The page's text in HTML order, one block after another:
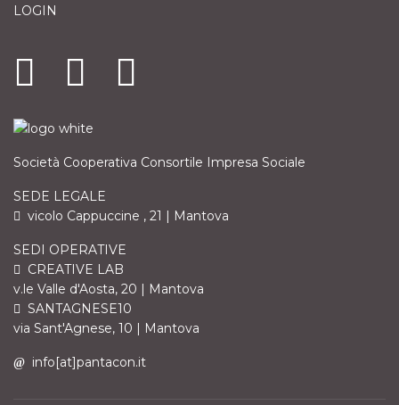
LOGIN
Società Cooperativa Consortile Impresa Sociale
SEDE LEGALE
vicolo Cappuccine , 21 | Mantova
SEDI OPERATIVE
CREATIVE LAB
v.le Valle d'Aosta, 20 | Mantova
SANTAGNESE10
via Sant'Agnese, 10 | Mantova
info[at]pantacon.it